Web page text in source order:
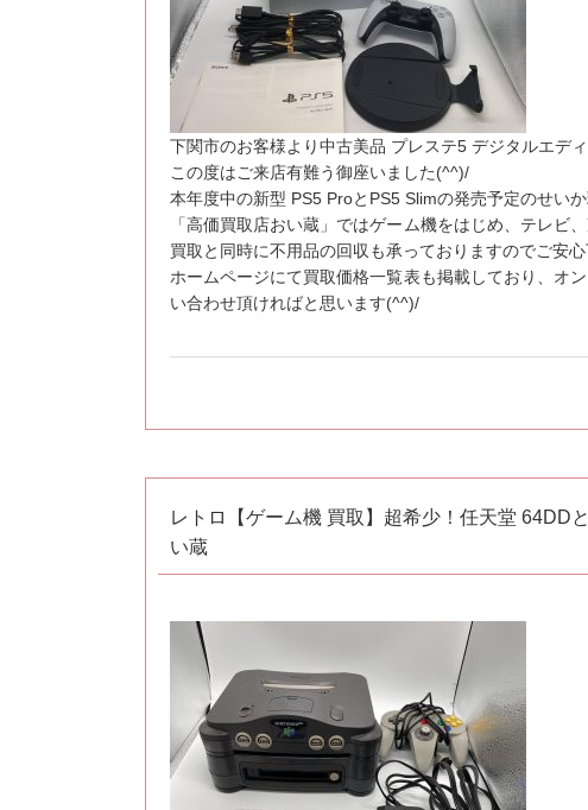
下関市のお客様より中古美品 プレステ5 デジタルエデ
この度はご来店有難う御座いました(^^)/
本年度中の新型 PS5 ProとPS5 Slimの発売予定のせい
「高価買取店おい蔵」ではゲーム機をはじめ、テレビ
買取と同時に不用品の回収も承っておりますのでご安心
ホームページにて買取価格一覧表も掲載しており、オ
い合わせ頂ければと思います(^^)/
レトロ【ゲーム機 買取】超希少！任天堂 64DD
い蔵